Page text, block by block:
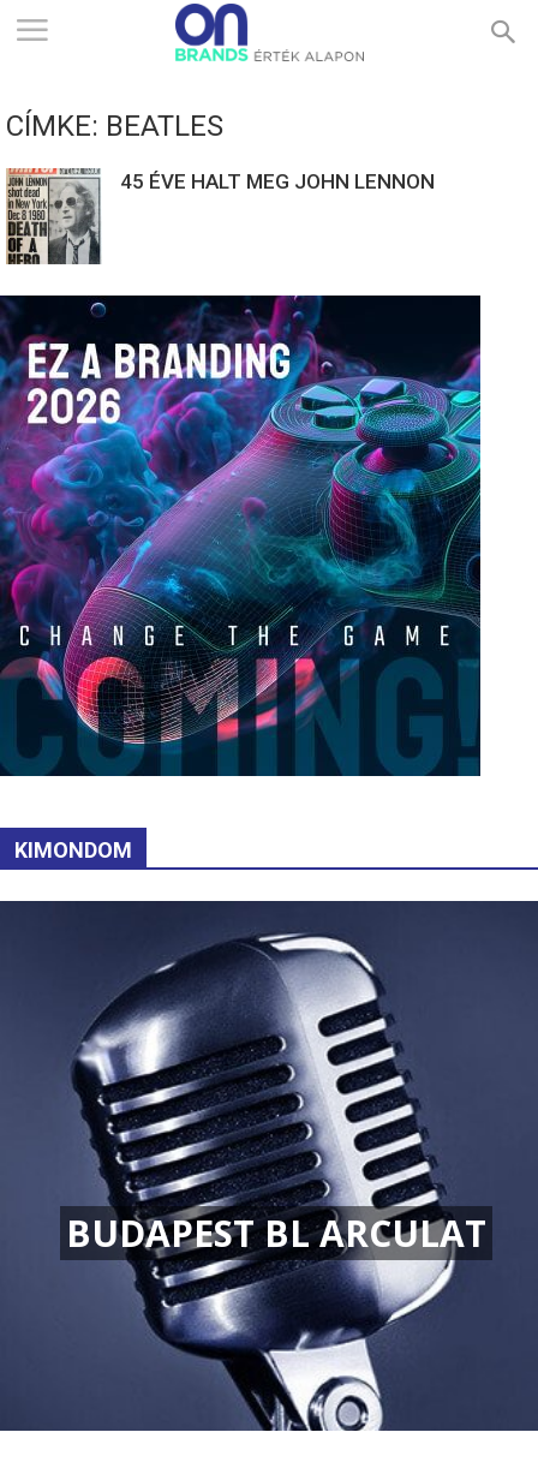
ONBRANDS
ÉRTÉK
ALAPON
CÍMKE: BEATLES
45 ÉVE HALT MEG JOHN LENNON
KIMONDOM
BUDAPEST BL ARCULAT